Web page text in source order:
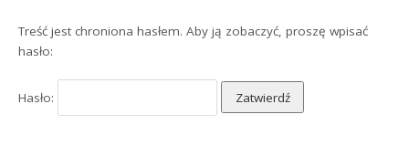
Treść jest chroniona hasłem. Aby ją zobaczyć, proszę wpisać
hasło:
Hasło: